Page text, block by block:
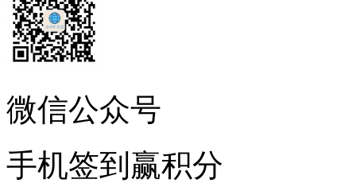
微信公众号
手机签到赢积分